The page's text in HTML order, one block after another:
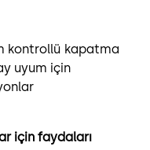
kontrollü kapatma
uyum için
için faydaları